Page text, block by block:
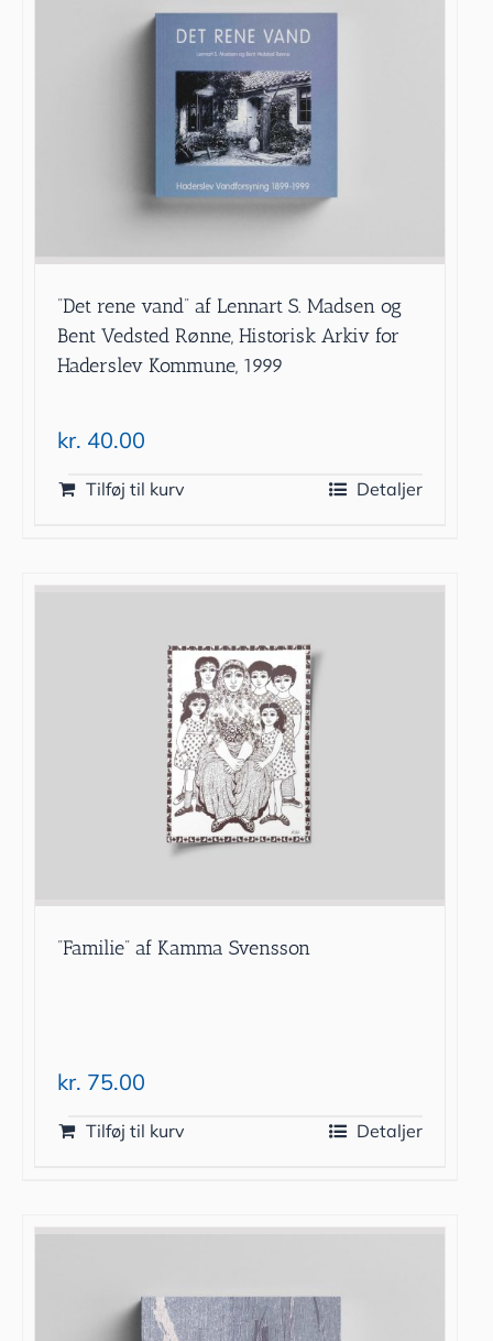
”Det rene vand” af Lennart S. Madsen og
Bent Vedsted Rønne, Historisk Arkiv for
Haderslev Kommune, 1999
kr. 40.00
Tilføj til kurv Detaljer
”Familie” af Kamma Svensson
kr. 75.00
Tilføj til kurv Detaljer